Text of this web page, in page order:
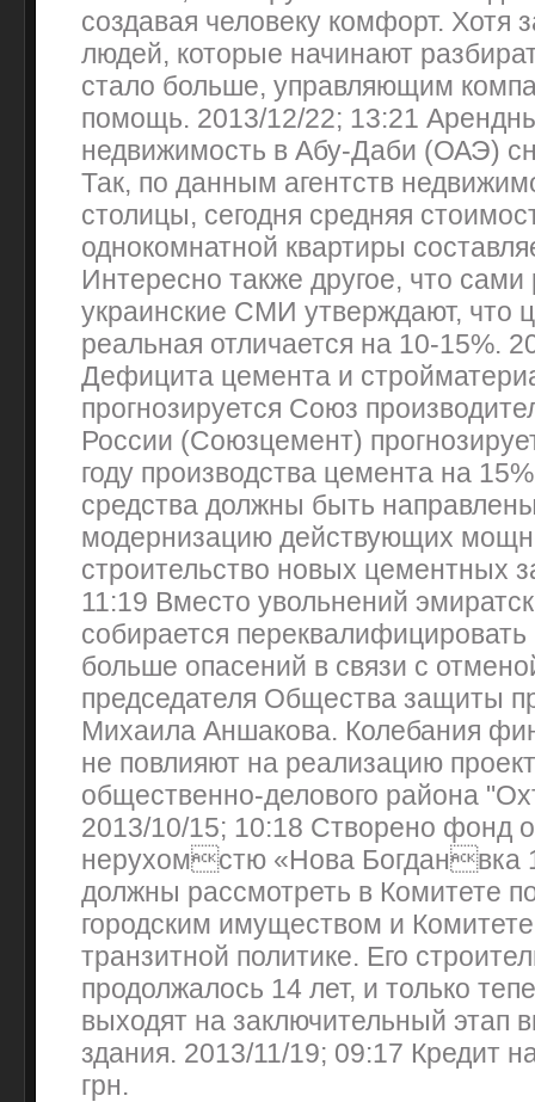
создавая человеку комфорт. Хотя
людей, которые начинают
стало больше, управляющим
помощь. 2013/12/22; 13:21
недвижимость в Абу-Даби (ОАЭ)
Так, по данным агентств
столицы, сегодня средняя
однокомнатной квартиры
Интересно также другое, что
украинские СМИ утверждают, что
реальная отличается на 10-15%.
Дефицита цемента и
прогнозируется Союз
России (Союзцемент)
году производства цемента на
средства должны быть
модернизацию действующих
строительство новых цементных
11:19 Вместо увольнений
собирается
больше опасений в связи с
председателя Общества защиты
Михаила Аншакова. Колебания
не повлияют на реализацию
общественно-делового района
2013/10/15; 10:18 Створено фонд
нерухомстю «Нова Богданвка
должны рассмотреть в Комитете
городским имуществом и
транзитной политике. Его
продолжалось 14 лет, и только
выходят на заключительный этап
здания. 2013/11/19; 09:17 Кредит
грн.